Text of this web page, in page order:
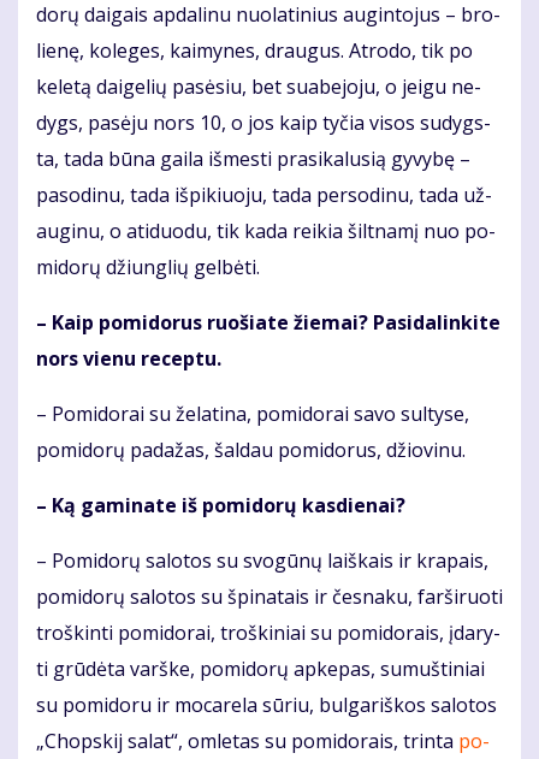
do­rų dai­gais ap­da­li­nu nuo­la­ti­nius au­gin­to­jus – bro­
lie­nę, ko­le­ges, kai­my­nes, drau­gus. At­ro­do, tik po
ke­le­tą dai­ge­lių pa­sė­siu, bet su­abe­jo­ju, o jei­gu ne­
dygs, pa­sė­ju nors 10, o jos kaip ty­čia vi­sos su­dygs­
ta, ta­da bū­na gai­la iš­mes­ti pra­si­ka­lu­sią gy­vy­bę –
pa­so­di­nu, ta­da iš­pi­kiuo­ju, ta­da per­so­di­nu, ta­da už­
au­gi­nu, o ati­duo­du, tik ka­da rei­kia šilt­na­mį nuo po­
mi­do­rų džiun­glių gel­bė­ti.
– Kaip po­mi­do­rus ruo­šia­te žie­mai? Pa­si­da­lin­ki­te
nors vie­nu re­cep­tu.
– Po­mi­do­rai su že­la­ti­na, po­mi­do­rai sa­vo sul­ty­se,
po­mi­do­rų pa­da­žas, šal­dau po­mi­do­rus, džio­vi­nu.
– Ką ga­mi­na­te iš po­mi­do­rų kas­die­nai?
– Po­mi­do­rų sa­lo­tos su svo­gū­nų laiš­kais ir kra­pais,
po­mi­do­rų sa­lo­tos su špi­na­tais ir čes­na­ku, far­ši­ruo­ti
troš­kin­ti po­mi­do­rai, troš­ki­niai su po­mi­do­rais, įda­ry­
ti grū­dė­ta varš­ke, po­mi­do­rų ap­ke­pas, su­muš­ti­niai
su po­mi­do­ru ir mo­ca­re­la sū­riu, bul­ga­riš­kos sa­lo­tos
„Chops­kij sa­lat“, om­le­tas su po­mi­do­rais, trin­ta po­